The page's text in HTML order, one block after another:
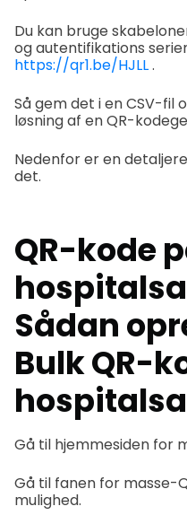
Du kan bruge
og autentifikations
https://qr1.be/HJLL.
Så gem det i en CSV-fil
løsning af en QR-
Nedenfor er en
det.
QR-kode
Sådan
Bulk QR-
Gå til hjemmesiden for
Gå til fanen for
mulighed.